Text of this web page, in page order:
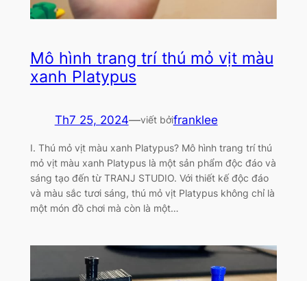
Mô hình trang trí thú mỏ vịt màu
xanh Platypus
Th7 25, 2024—viết bởifranklee
I. Thú mỏ vịt màu xanh Platypus? Mô hình trang trí thú
mỏ vịt màu xanh Platypus là một sản phẩm độc đáo và
sáng tạo đến từ TRANJ STUDIO. Với thiết kế độc đáo
và màu sắc tươi sáng, thú mỏ vịt Platypus không chỉ là
một món đồ chơi mà còn là một…